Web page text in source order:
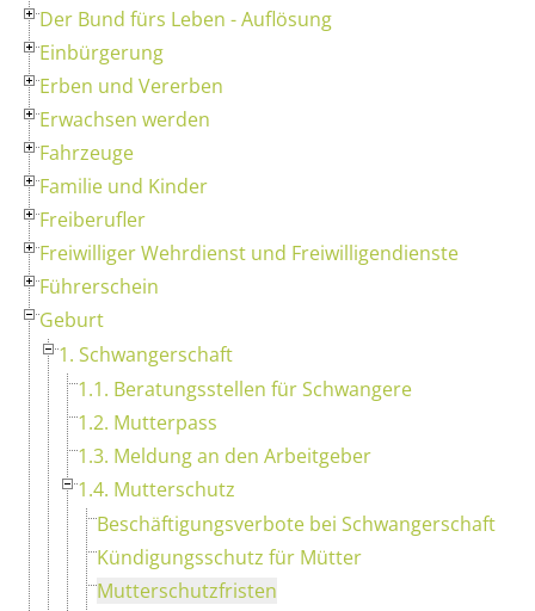
Der Bund fürs Leben - Auflösung
Einbürgerung
Erben und Vererben
Erwachsen werden
Fahrzeuge
Familie und Kinder
Freiberufler
Freiwilliger Wehrdienst und Freiwilligendienste
Führerschein
Geburt
1. Schwangerschaft
1.1. Beratungsstellen für Schwangere
1.2. Mutterpass
1.3. Meldung an den Arbeitgeber
1.4. Mutterschutz
Beschäftigungsverbote bei Schwangerschaft
Kündigungsschutz für Mütter
Mutterschutzfristen